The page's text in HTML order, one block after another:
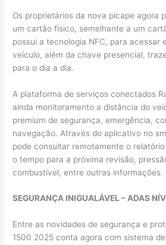
Os proprietários da nova picape agora
um cartão físico, semelhante a um
possui a tecnologia NFC, para acessar
veículo, além da chave presencial,
para o dia a dia.
A plataforma de serviços conectados
ainda monitoramento a distância do
premium de segurança, emergência,
navegação. Através do aplicativo no
pode consultar remotamente o
o tempo para a próxima revisão,
combustível, entre outras informações.
SEGURANÇA INIGUALÁVEL – ADAS
Entre as novidades de segurança e
1500 2025 conta agora com sistema